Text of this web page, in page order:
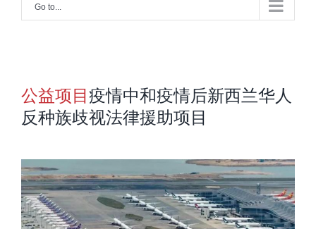
Go to...
公益项目疫情中和疫情后新西兰华人
反种族歧视法律援助项目